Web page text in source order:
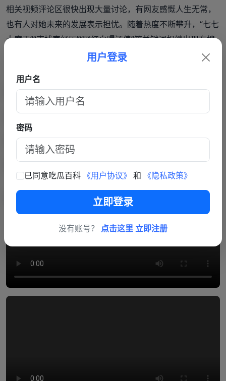
相关视频评论区很快出现大量讨论，有网友感慨人生无常，
也有人对她未来的发展表示担忧。随着热度不断攀升，“七七
大魔王”“柬埔寨经历”“网红自曝还债”等关键词相继出现在搜
索页面，不少网友开始寻找更多相关内容，希望了解事情背
不过截至目前，网络上流传的大部分内容主要来自其个人账
及后续规划等细节，外界仍无法完全核实。随着事件持续发
酵，关于生存压力、网络网红现状以及海外打工经历等话题
也被再次推上舆论焦点。
用户登录
用户名
密码
已同意吃瓜百科 《用户协议》 和 《隐私政策》
立即登录
没有账号？ 点击这里 立即注册